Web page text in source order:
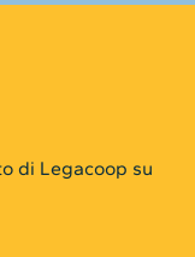
di Legacoop su